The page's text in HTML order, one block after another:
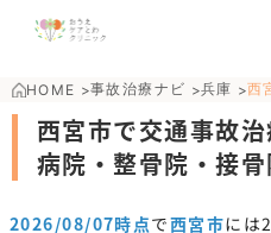
HOME >事故治療ナビ >兵庫 >西
西宮市で交通事故
病院・整骨院・接
2026/08/07時点で西宮市には